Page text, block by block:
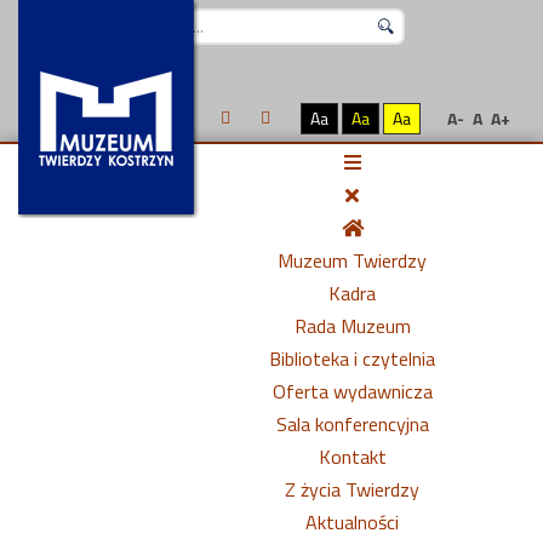
Aa Aa Aa A- A A+
Muzeum Twierdzy
Kadra
Rada Muzeum
Biblioteka i czytelnia
Oferta wydawnicza
Sala konferencyjna
Kontakt
Z życia Twierdzy
Aktualności